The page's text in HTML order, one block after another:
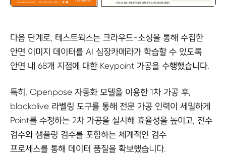
다음 단계로, 테스트웍스는 크라우드-소싱을 통해 수집한
안면 이미지 데이터를 AI 심장카메라가 학습할 수 있도록
안면 내 68개 지점에 대한 Keypoint 가공을 수행했습니다.
특히, Openpose 자동화 모델을 이용한 1차 가공 후,
blackolive 라벨링 도구를 통해 전문 가공 인력이 세밀하게
Point를 수정하는 2차 가공을 실시해 효율성을 높이고, 전수
검수와 샘플링 검수를 포함하는 체계적인 검수
프로세스를 통해 데이터 품질을 확보했습니다.